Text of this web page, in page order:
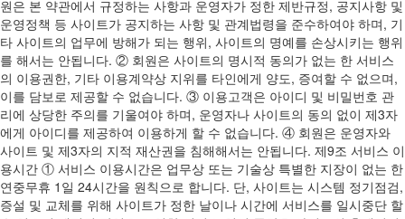
원은 본 약관에서 규정하는 사항과 운영자가 정한 제반규정, 공지사항 및
운영정책 등 사이트가 공지하는 사항 및 관계법령을 준수하여야 하며, 기
타 사이트의 업무에 방해가 되는 행위, 사이트의 명예를 손상시키는 행위
를 해서는 안됩니다. ② 회원은 사이트의 명시적 동의가 없는 한 서비스
의 이용권한, 기타 이용계약상 지위를 타인에게 양도, 증여할 수 없으며,
이를 담보로 제공할 수 없습니다. ③ 이용고객은 아이디 및 비밀번호 관
리에 상당한 주의를 기울여야 하며, 운영자나 사이트의 동의 없이 제3자
에게 아이디를 제공하여 이용하게 할 수 없습니다. ④ 회원은 운영자와
사이트 및 제3자의 지적 재산권을 침해해서는 안됩니다. 제9조 서비스 이
용시간 ① 서비스 이용시간은 업무상 또는 기술상 특별한 지장이 없는 한
연중무휴 1일 24시간을 원칙으로 합니다. 단, 사이트는 시스템 정기점검,
증설 및 교체를 위해 사이트가 정한 날이나 시간에 서비스를 일시중단 할